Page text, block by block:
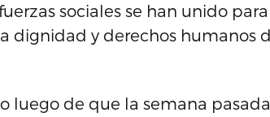
sociales se han unido
dignidad y derechos humanos
luego de que la semana